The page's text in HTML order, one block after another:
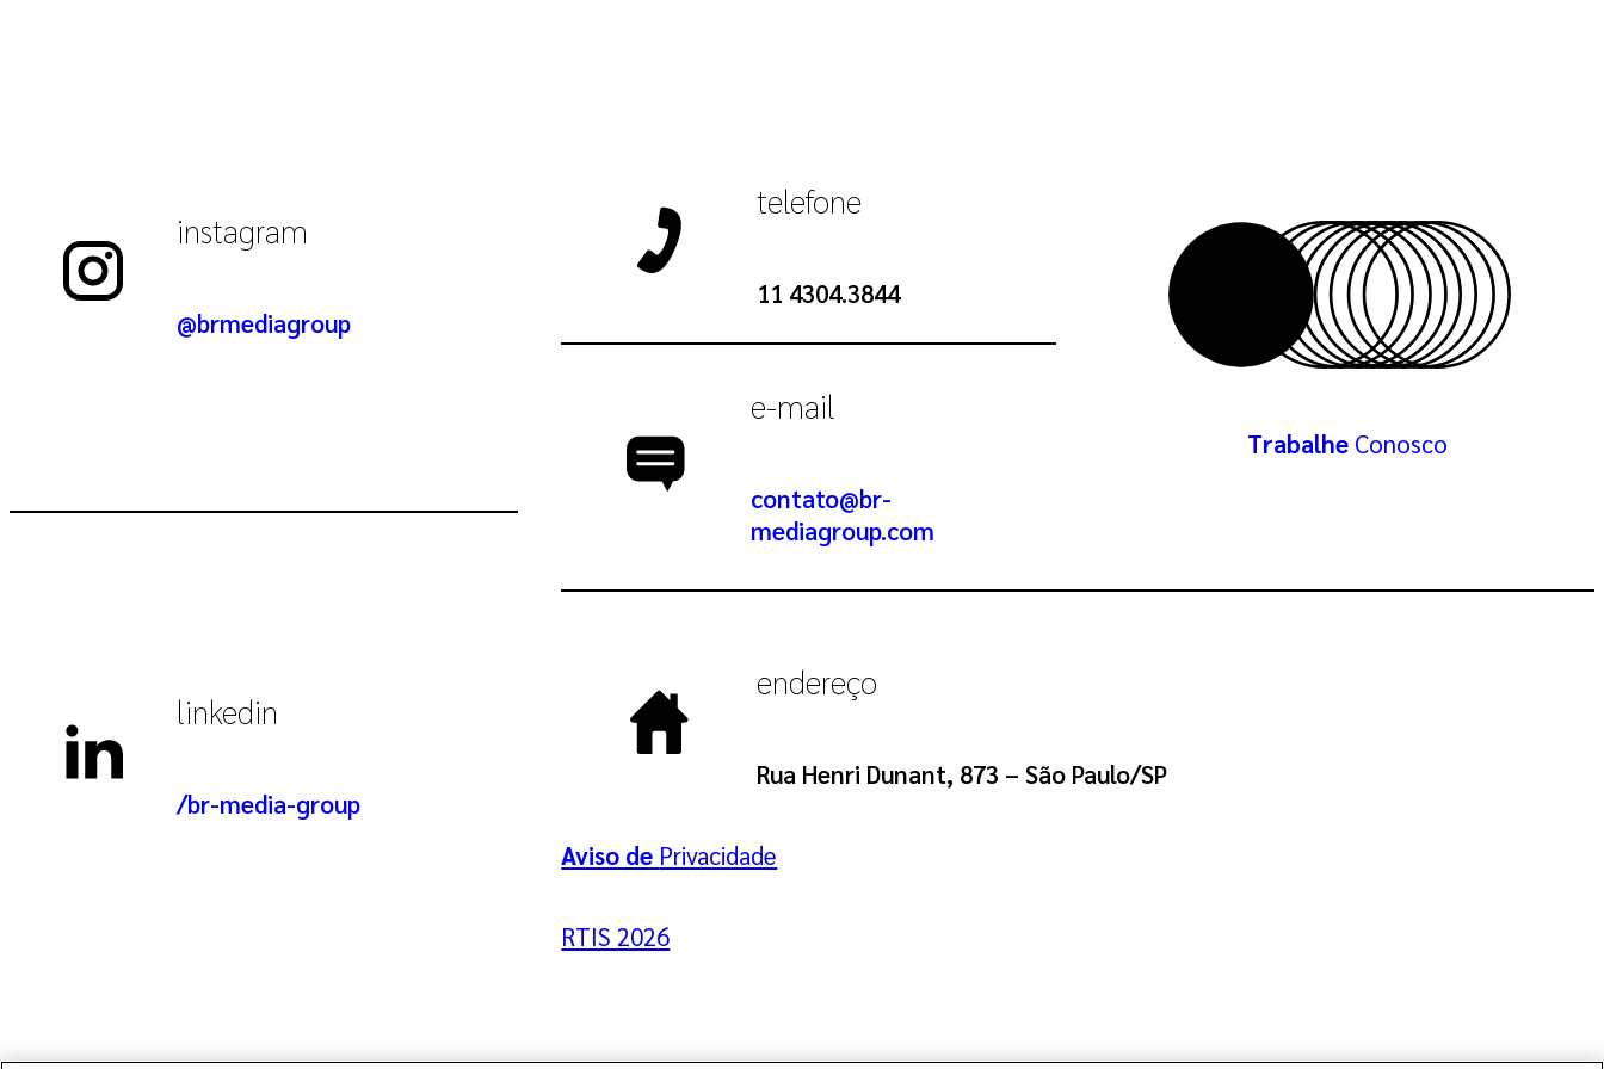
instagram
@brmediagroup
linkedin
/br-media-group
telefone
11 4304.3844
e-mail
contato@br-
mediagroup.com
TrabalheConosco
endereço
Rua Henri Dunant, 873 – São Paulo/SP
Aviso de Privacidade
RTIS 2026